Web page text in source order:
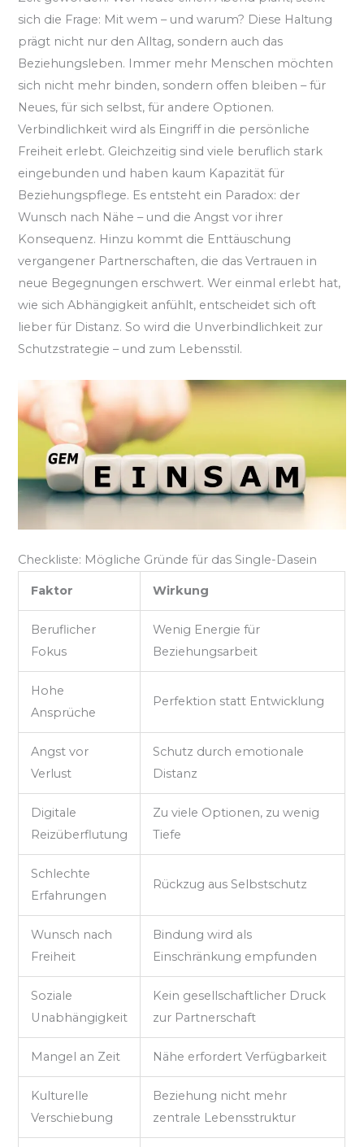
sich die Frage: Mit wem – und warum? Diese Haltung
prägt nicht nur den Alltag, sondern auch das
Beziehungsleben. Immer mehr Menschen möchten
sich nicht mehr binden, sondern offen bleiben – für
Neues, für sich selbst, für andere Optionen.
Verbindlichkeit wird als Eingriff in die persönliche
Freiheit erlebt. Gleichzeitig sind viele beruflich stark
eingebunden und haben kaum Kapazität für
Beziehungspflege. Es entsteht ein Paradox: der
Wunsch nach Nähe – und die Angst vor ihrer
Konsequenz. Hinzu kommt die Enttäuschung
vergangener Partnerschaften, die das Vertrauen in
neue Begegnungen erschwert. Wer einmal erlebt hat,
wie sich Abhängigkeit anfühlt, entscheidet sich oft
lieber für Distanz. So wird die Unverbindlichkeit zur
Schutzstrategie – und zum Lebensstil.
Checkliste: Mögliche Gründe für das Single-Dasein
Faktor Wirkung
Beruflicher
Fokus
Wenig Energie für
Beziehungsarbeit
Hohe
Ansprüche
Perfektion statt Entwicklung
Angst vor
Verlust
Schutz durch emotionale
Distanz
Digitale
Reizüberflutung
Zu viele Optionen, zu wenig
Tiefe
Schlechte
Erfahrungen
Rückzug aus Selbstschutz
Wunsch nach
Freiheit
Bindung wird als
Einschränkung empfunden
Soziale
Unabhängigkeit
Kein gesellschaftlicher Druck
zur Partnerschaft
Mangel an Zeit Nähe erfordert Verfügbarkeit
Kulturelle
Verschiebung
Beziehung nicht mehr
zentrale Lebensstruktur